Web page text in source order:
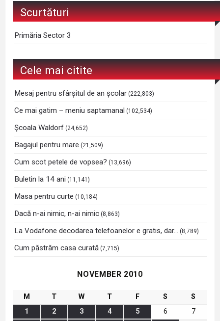
Scurtături
Primăria Sector 3
Cele mai citite
Mesaj pentru sfârșitul de an școlar (222,803)
Ce mai gatim – meniu saptamanal (102,534)
Şcoala Waldorf (24,652)
Bagajul pentru mare (21,509)
Cum scot petele de vopsea? (13,696)
Buletin la 14 ani (11,141)
Masa pentru curte (10,184)
Dacă n-ai nimic, n-ai nimic (8,863)
La Vodafone decodarea telefoanelor e gratis, dar… (8,789)
Cum păstrăm casa curată (7,715)
NOVEMBER 2010
M T W T F S
S
1
2 3 4 5 6
7